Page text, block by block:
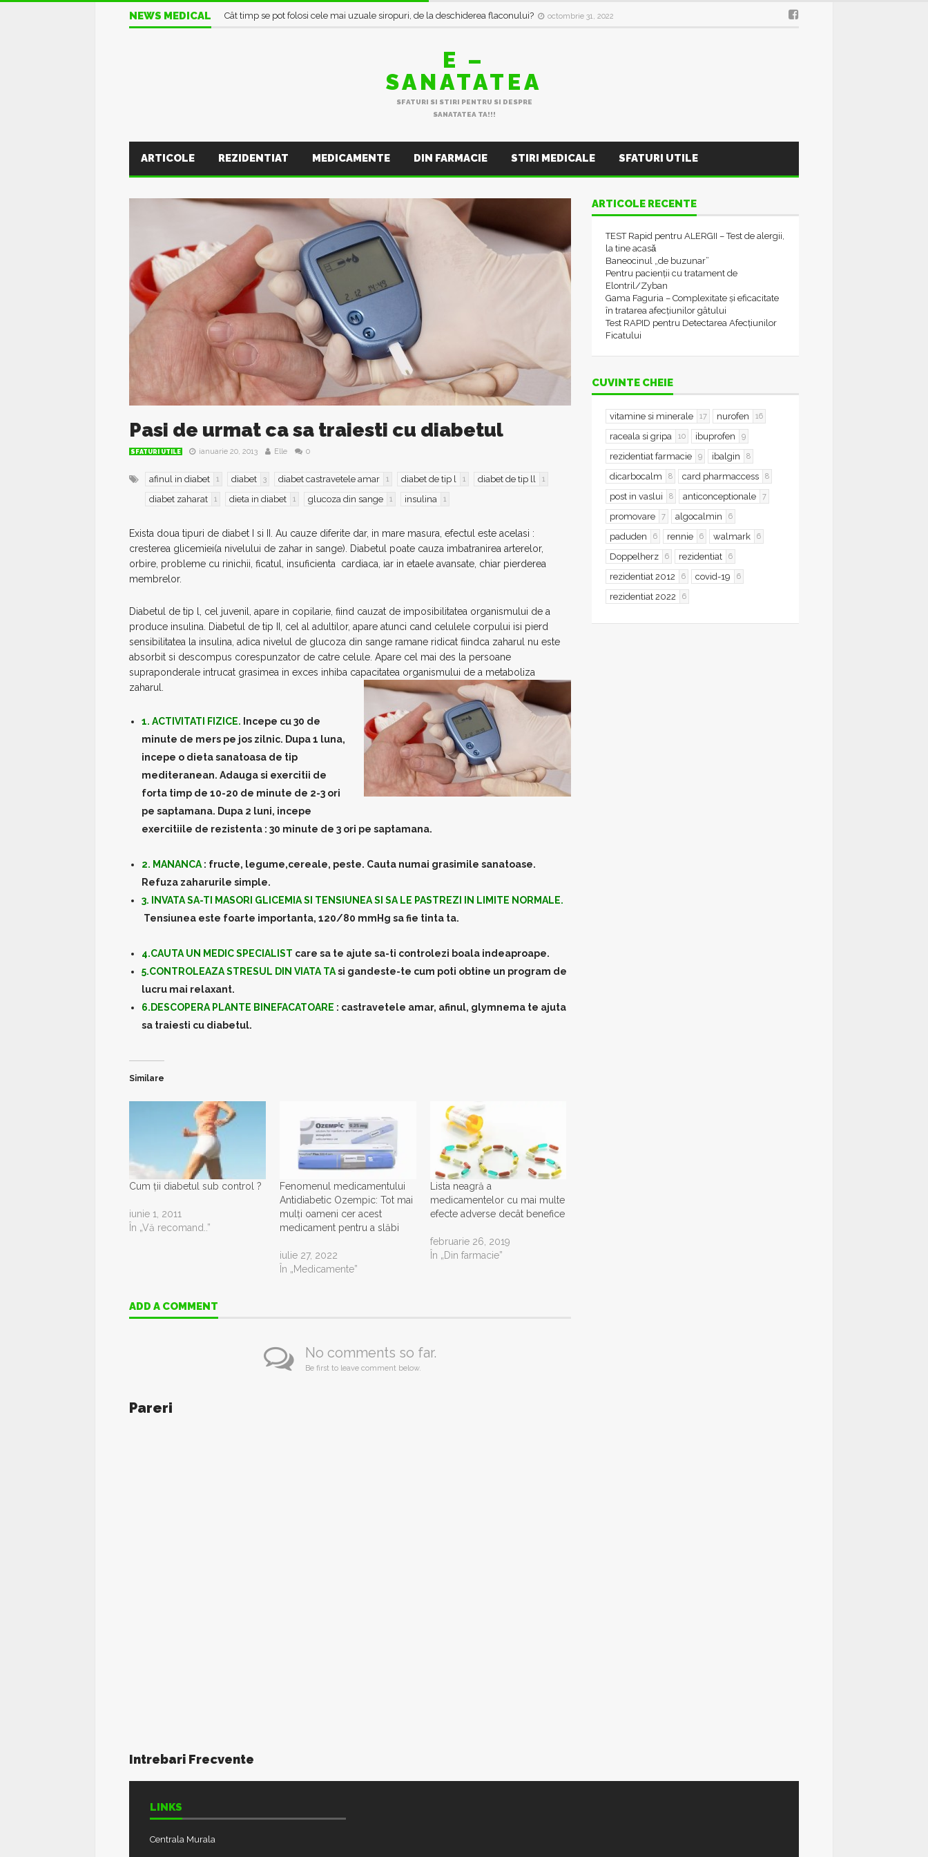
NEWS MEDICAL Cât timp se pot folosi cele mai uzuale siropuri, de la deschiderea flaconului? octombrie 31, 2022
E –
SANATATEA
SFATURI SI STIRI PENTRU SI DESPRE
SANATATEA TA!!!
ARTICOLE REZIDENTIAT MEDICAMENTE DIN FARMACIE STIRI MEDICALE SFATURI UTILE
Pasi de urmat ca sa traiesti cu diabetul
SFATURI UTILE ianuarie 20, 2013 Elle 0
afinul in diabet 1 diabet 3 diabet castravetele amar 1 diabet de tip l 1 diabet de tip ll 1
diabet zaharat 1 dieta in diabet 1 glucoza din sange 1 insulina 1
Exista doua tipuri de diabet I si II. Au cauze diferite dar, in mare masura, efectul este acelasi :
cresterea glicemiei(a nivelului de zahar in sange). Diabetul poate cauza imbatranirea arterelor,
orbire, probleme cu rinichii, ficatul, insuficienta cardiaca, iar in etaele avansate, chiar pierderea
membrelor.
Diabetul de tip l, cel juvenil, apare in copilarie, fiind cauzat de imposibilitatea organismului de a
produce insulina. Diabetul de tip II, cel al adultilor, apare atunci cand celulele corpului isi pierd
sensibilitatea la insulina, adica nivelul de glucoza din sange ramane ridicat fiindca zaharul nu este
absorbit si descompus corespunzator de catre celule. Apare cel mai des la persoane
supraponderale intrucat grasimea in exces inhiba capacitatea organismului de a metaboliza
zaharul.
1. ACTIVITATI FIZICE. Incepe cu 30 de
minute de mers pe jos zilnic. Dupa 1 luna,
incepe o dieta sanatoasa de tip
mediteranean. Adauga si exercitii de
forta timp de 10-20 de minute de 2-3 ori
pe saptamana. Dupa 2 luni, incepe
exercitiile de rezistenta : 30 minute de 3 ori pe saptamana.
2. MANANCA : fructe, legume,cereale, peste. Cauta numai grasimile sanatoase.
Refuza zaharurile simple.
3. INVATA SA-TI MASORI GLICEMIA SI TENSIUNEA SI SA LE PASTREZI IN LIMITE NORMALE.
Tensiunea este foarte importanta, 120/80 mmHg sa fie tinta ta.
4.CAUTA UN MEDIC SPECIALIST care sa te ajute sa-ti controlezi boala indeaproape.
5.CONTROLEAZA STRESUL DIN VIATA TAsi gandeste-te cum poti obtine un program de
lucru mai relaxant.
6.DESCOPERA PLANTE BINEFACATOARE : castravetele amar, afinul, glymnema te ajuta
sa traiesti cu diabetul.
Similare
Cum ții diabetul sub control ?
iunie 1, 2011
În „Vă recomand..”
Fenomenul medicamentului
Antidiabetic Ozempic: Tot mai
mulţi oameni cer acest
medicament pentru a slăbi
iulie 27, 2022
În „Medicamente”
Lista neagră a
medicamentelor cu mai multe
efecte adverse decât benefice
februarie 26, 2019
În „Din farmacie”
ADD A COMMENT
No comments so far.
Be first to leave comment below.
Pareri
Intrebari Frecvente
ARTICOLE RECENTE
TEST Rapid pentru ALERGII – Test de alergii,
la tine acasǎ
Baneocinul „de buzunar”
Pentru pacienții cu tratament de
Elontril/Zyban
Gama Faguria – Complexitate și eficacitate
în tratarea afecțiunilor gâtului
Test RAPID pentru Detectarea Afecțiunilor
Ficatului
CUVINTE CHEIE
vitamine si minerale 17 nurofen 16
raceala si gripa 10 ibuprofen 9
rezidentiat farmacie 9 ibalgin 8
dicarbocalm 8 card pharmaccess 8
post in vaslui 8 anticonceptionale 7
promovare 7 algocalmin 6
paduden 6 rennie 6 walmark 6
Doppelherz 6 rezidentiat 6
rezidentiat 2012 6 covid-19 6
rezidentiat 2022 6
LINKS
Centrala Murala